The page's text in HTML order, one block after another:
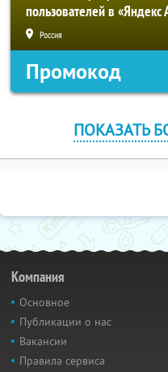
пользователей в
Россия
Промокод
ПОКАЗАТЬ
Компания
Основное
Публикации о нас
Вакансии
Правила сервиса